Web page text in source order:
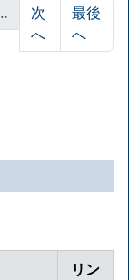
次
へ
最後
へ
リン